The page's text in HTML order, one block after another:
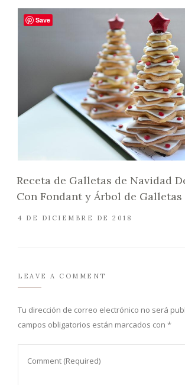
Receta de Galletas de Navidad
Con Fondant y Árbol de
4 DE DICIEMBRE DE 2018
LEAVE A COMMENT
Tu dirección de correo electrónico no será
campos obligatorios están marcados con *
Save